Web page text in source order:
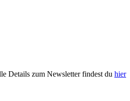
Details zum Newsletter findest du hier